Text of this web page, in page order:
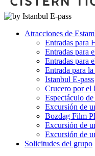
Atracciones de
Entradas para
Entradas para
Entradas para
Entrada para
Istanbul E-pass
Crucero por el
Espectáculo
Excursión de
Bozdag Film
Excursión de
Excursión de
Solicitudes del grupo